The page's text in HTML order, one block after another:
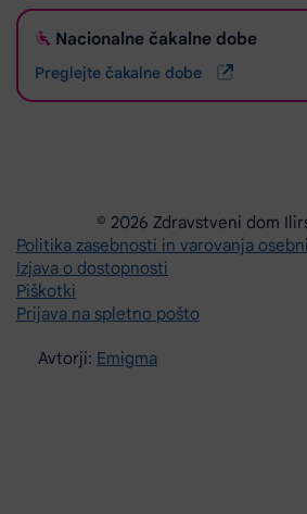
Nacionalne čakalne dobe
Preglejte čakalne dobe
© 2026 Zdravstveni dom
Politika zasebnosti in varovanja
Izjava o dostopnosti
Piškotki
Prijava na spletno pošto
Avtorji: Emigma